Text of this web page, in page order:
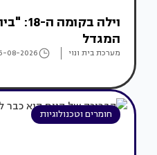
וילה
המגדל
מערכת בית ונוי 08-2026
חומרים וטכנולוגיות